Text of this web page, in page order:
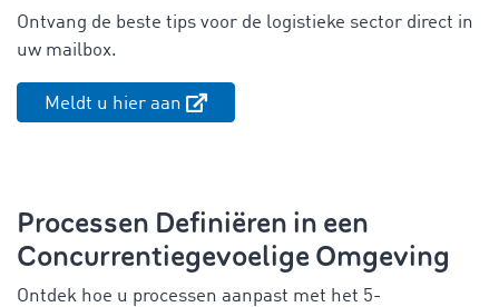
Ontvang de beste tips voor de logistieke sector direct in
uw mailbox.
Meldt u hier aan
Processen Definiëren in een
Concurrentiegevoelige Omgeving
Ontdek hoe u processen aanpast met het 5-